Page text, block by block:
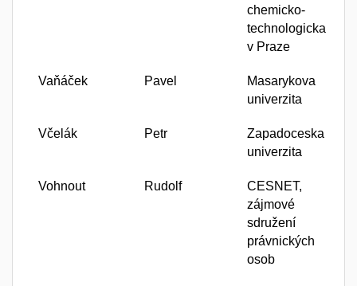
chemicko-
technologicka
v Praze
Vaňáček Pavel
Masarykova
univerzita
Včelák Petr
Zapadoceska
univerzita
Vohnout Rudolf
CESNET,
zájmové
sdružení
právnických
osob